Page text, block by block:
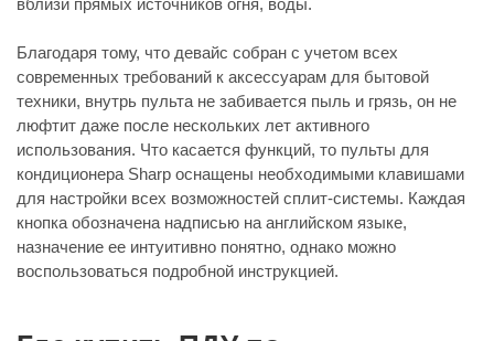
Благодаря тому, что девайс собран с учетом всех
современных требований к аксессуарам для бытовой
техники, внутрь пульта не забивается пыль и грязь, он не
люфтит даже после нескольких лет активного
использования. Что касается функций, то пульты для
кондиционера Sharp оснащены необходимыми клавишами
для настройки всех возможностей сплит-системы. Каждая
кнопка обозначена надписью на английском языке,
назначение ее интуитивно понятно, однако можно
воспользоваться подробной инструкцией.